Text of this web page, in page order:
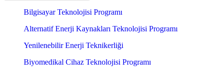
Bilgisayar Teknolojisi Programı
Alternatif Enerji Kaynakları Teknolojisi Programı
Yenilenebilir Enerji Teknikerliği
Biyomedikal Cihaz Teknolojisi Programı